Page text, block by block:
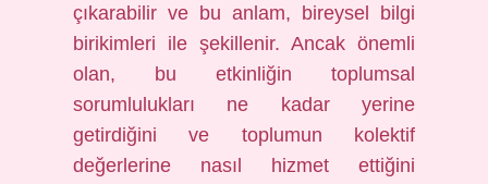
çıkarabilir ve bu anlam, bireysel bilgi
birikimleri ile şekillenir. Ancak önemli
olan, bu etkinliğin toplumsal
sorumlulukları ne kadar yerine
getirdiğini ve toplumun kolektif
değerlerine nasıl hizmet ettiğini